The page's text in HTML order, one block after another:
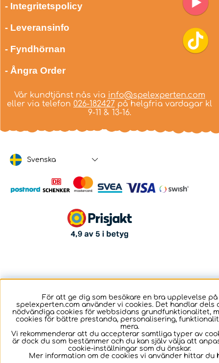
- Integritetspolicy
- Leveransinfo
- Fyndhörnan
- Ångra Order
Vår kundtjänst nås via info@spelexperten.com
eller via telefon 026-182427 på helgfria vardagar kl
9-11 & 13-16.
Svenska
För att ge dig som besökare en bra upplevelse på
spelexperten.com använder vi cookies. Det handlar dels
nödvändiga cookies för webbsidans grundfunktionalitet,
cookies för bättre prestanda, personalisering,
mera.
Vi rekommenderar att du accepterar samtliga typer av
är dock du som bestämmer och du kan själv välja att
cookie-inställningar som du önskar.
Mer information om de cookies vi använder hittar du